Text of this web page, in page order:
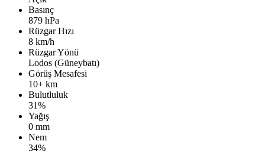
Basınç
879 hPa
Rüzgar Hızı
8 km/h
Rüzgar Yönü
Lodos (Güneybatı)
Görüş Mesafesi
10+ km
Bulutluluk
31%
Yağış
0 mm
Nem
34%